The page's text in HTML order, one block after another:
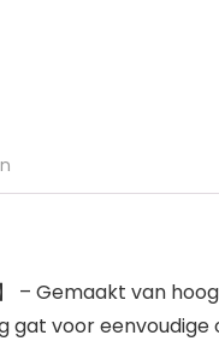
– Gemaakt van
voor